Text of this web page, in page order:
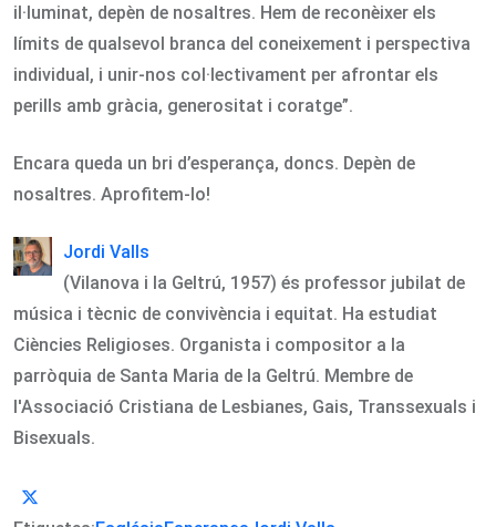
il·luminat, depèn de nosaltres. Hem de reconèixer els
límits de qualsevol branca del coneixement i perspectiva
individual, i unir-nos col·lectivament per afrontar els
perills amb gràcia, generositat i coratge”.
Encara queda un bri d’esperança, doncs. Depèn de
nosaltres. Aprofitem-lo!
Jordi Valls
(Vilanova i la Geltrú, 1957) és professor jubilat de
música i tècnic de convivència i equitat. Ha estudiat
Ciències Religioses. Organista i compositor a la
parròquia de Santa Maria de la Geltrú. Membre de
l'Associació Cristiana de Lesbianes, Gais, Transsexuals i
Bisexuals.